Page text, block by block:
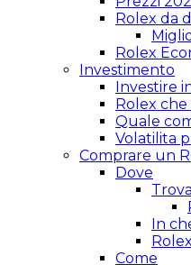
Rolex da
Rolex
Investimento
Investire
Rolex
Quale
Volatilita
Comprare un
Dove
In
Come